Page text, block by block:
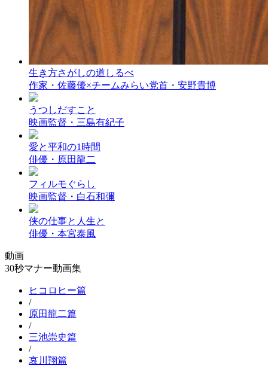
生き方さがしの道しるべ
作家・佐藤優×チームみらい党首・安野貴博
うつしだすこと
映画監督・三島有紀子
愛と平和の1時間
俳優・原田龍二
フィルモぐらし
映画監督・白石和彌
侠の仕事と人生と
俳優・本宮泰風
動画
30秒マナー動画集
ヒコロヒー篇
/
原田龍二篇
/
三池崇史篇
/
哀川翔篇